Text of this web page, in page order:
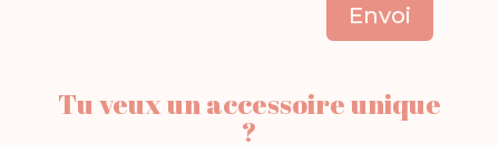
Envoi
Tu veux un accessoire unique
?